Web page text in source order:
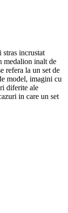
incrustat
medalion inalt de
refera la un set de
model, imagini cu
diferite ale
in care un set